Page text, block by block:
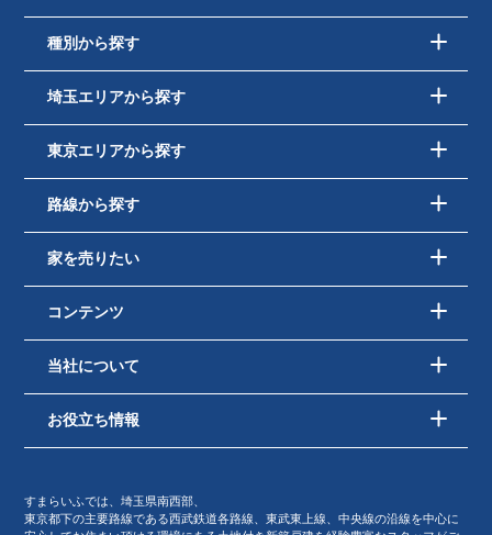
種別から探す
埼玉エリアから探す
東京エリアから探す
路線から探す
家を売りたい
コンテンツ
当社について
お役立ち情報
すまらいふでは、埼玉県南西部、
東京都下の主要路線である西武鉄道各路線、東武東上線、中央線の沿線を中心に